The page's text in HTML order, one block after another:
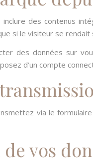
des contenus
si le visiteur se
des données sur
d’un compte
via le
vos